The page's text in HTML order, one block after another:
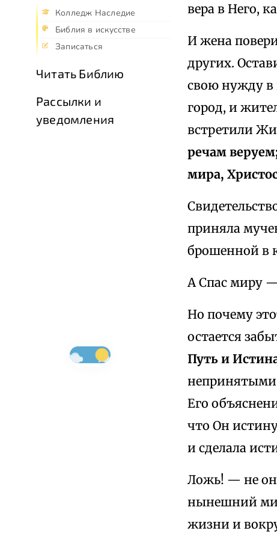
Колледж Наследие
Библия в искусстве
Записаться
Читать Библию
Рассылки и
уведомления
вера в Него,
И жена
других.
свою нужду в
город, и
встретили
речам
мира,
приняла
брошенной в
А Спас миру
Но почему
остается
Путь и
Его
что Он
и сделала
Ложь! — не
нынешний
жизни и